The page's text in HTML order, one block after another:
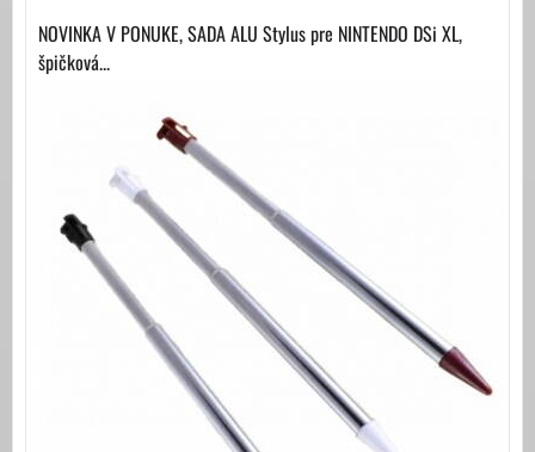
NOVINKA V PONUKE, SADA ALU Stylus pre NINTENDO DSi XL,
špičková...